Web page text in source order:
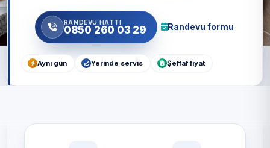
RANDEVU HATTI
0850 260 03 29 Randevu formu
Aynı gün Yerinde servis Şeffaf fiyat